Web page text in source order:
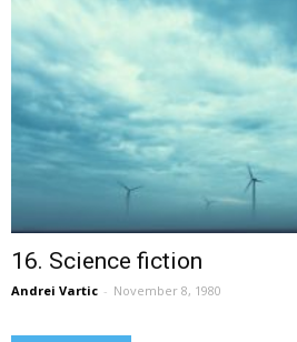
16. Science fiction
Andrei Vartic - November 8, 1980